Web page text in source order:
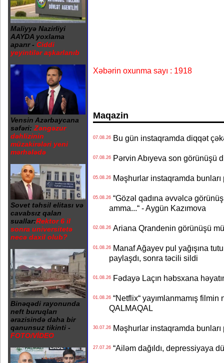
Maliyyə Nazirliyi
AAYDA yoxlama
aparır - Ciddi
yeyintilər aşkarlanıb
Vensin Azərbaycana
səfəri: Zəngəzur
dəhlizinin
müzakirələri yeni
mərhələdə
Sovet təhsil elitası və
cavabsız qalan
suallar:Rektor 6 il
sonra universitetə
necə daxil olub?
Binəqədi rayonunda
neft buruqları
ərazisində daha bir
qanunsuz tikinti -
FOTO/VİDEO
Xəbərin oxunma sayı : 1918
Maqazin
07.08.26Bu gün instaqramda diqqət
07.08.26Pərvin Abıyeva son görünüşü
05.08.26Məşhurlar instaqramda bunları
05.08.26“Gözəl qadına əvvəlcə
amma...“ - Aygün Kazımova
02.08.26Ariana Qrandenin görünüşü
01.08.26Manaf Ağayev pul yağışına
paylaşdı, sonra təcili sildi
01.08.26Fədayə Laçın həbsxana
01.08.26“Netflix“ yayımlanmamış
QALMAQAL
30.07.26Məşhurlar instaqramda bunları
27.07.26“Ailəm dağıldı, depressiyaya